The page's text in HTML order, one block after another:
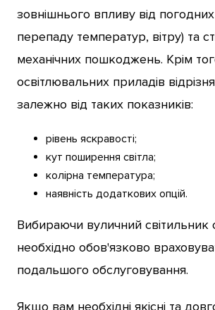
зовнішнього впливу від
перепаду температур, вітру) та
механічних пошкоджень. Крім
освітлювальних приладів
залежно від таких показників:
рівень яскравості;
кут поширення світла;
колірна температура;
наявність додаткових опцій.
Вибираючи вуличний світильник
необхідно обов'язково
подальшого обслуговування.
Якщо вам необхідні якісні та